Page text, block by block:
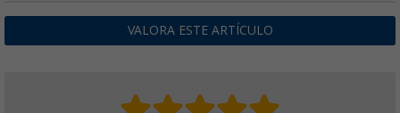
VALORA ESTE ARTÍCULO